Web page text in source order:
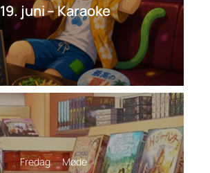
19. juni – Karaoke
Fredag Møde